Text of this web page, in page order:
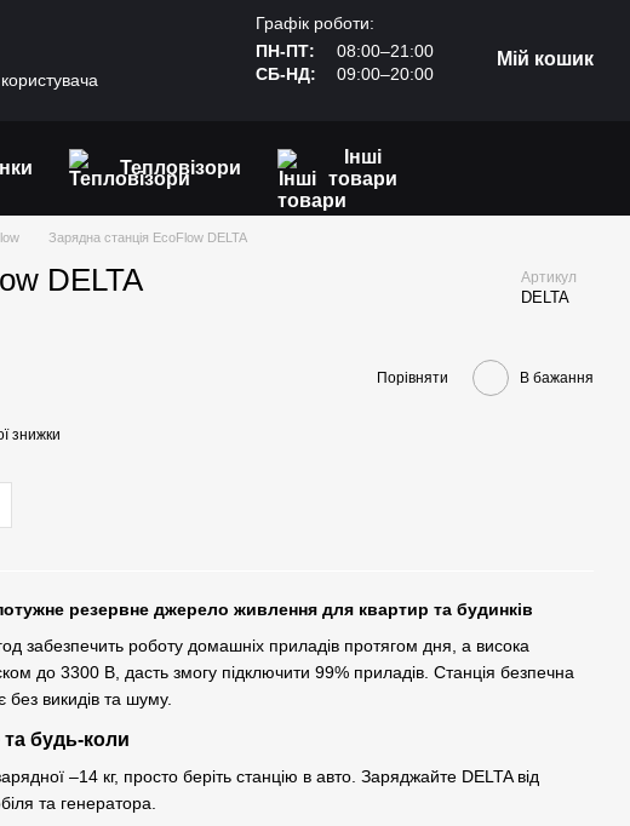
Графік роботи:
ПН-ПТ:
08:00–21:00
СБ-НД:
09:00–20:00
Мій кошик
Тепловізори
Інші
товари
Зарядна станція EcoFlow DELTA
DELTA Артикул
DELTA
Порівняти В бажання
знижки
резервне джерело живлення для квартир та будинків
забезпечить роботу домашніх приладів протягом дня, а висока
до 3300 В, дасть змогу підключити 99% приладів. Станція безпечна
викидів та шуму.
та будь-коли
–14 кг, просто беріть станцію в авто. Заряджайте DELTA від
та генератора.